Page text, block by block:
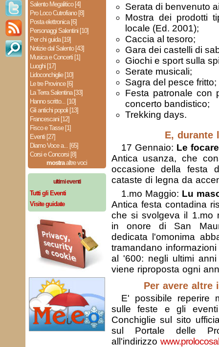
Salento Megalitico [4]
Pro Loco Cutrofiano [8]
Posta elettronica [6]
Personaggi Salentini [10]
Per chi guida [19]
Notizie dal Salento [43]
Musica e Concerti [1]
Luoghi [17]
Lidoconchiglie [10]
Le tre Province [6]
La Terra Salentina [33]
Hanno scritto... [10]
Gli antichi popoli [13]
Francescani [12]
Fisco e Tasse [1]
Eventi [27]
Diamo Voce a... [65]
Corsi e Concorsi [8]
mostraaltre voci
ultimi eventi
Tutti gli Eventi
Visite guidate
Serata di benvenuto
Mostra dei prodotti
locale (Ed. 2001);
Caccia al tesoro;
Gara dei castelli di
Giochi e sport sulla
Serate musicali;
Sagra del pesce fritto;
Festa patronale con
concerto bandistico;
Trekking days.
E, durante
17 Gennaio: Le focare
Antica usanza, che
occasione della festa
cataste di legna da
1.mo Maggio: Lu
Antica festa contadina
che si svolgeva il 1.mo
in onore di San
dedicata l'omonima
tramandano
al '600: negli ultimi
viene riproposta ogni
Per avere altre
E' possibile reperire
sulle feste e gli
Conchiglie sul sito
sul Portale delle
all'indirizzo